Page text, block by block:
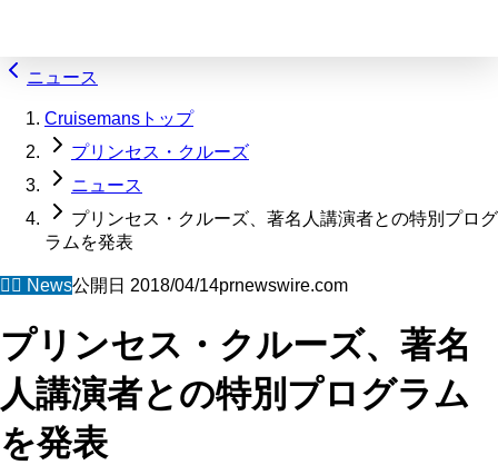
ニュース
Cruisemansトップ
プリンセス・クルーズ
ニュース
プリンセス・クルーズ、著名人講演者との特別プログ
ラムを発表
🧜‍♀️ News公開日 2018/04/14prnewswire.com
プリンセス・クルーズ、著名
人講演者との特別プログラム
を発表